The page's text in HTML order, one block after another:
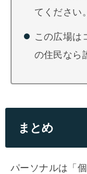
てください。
この広場は
の住民なら
まとめ
パーソナルは「